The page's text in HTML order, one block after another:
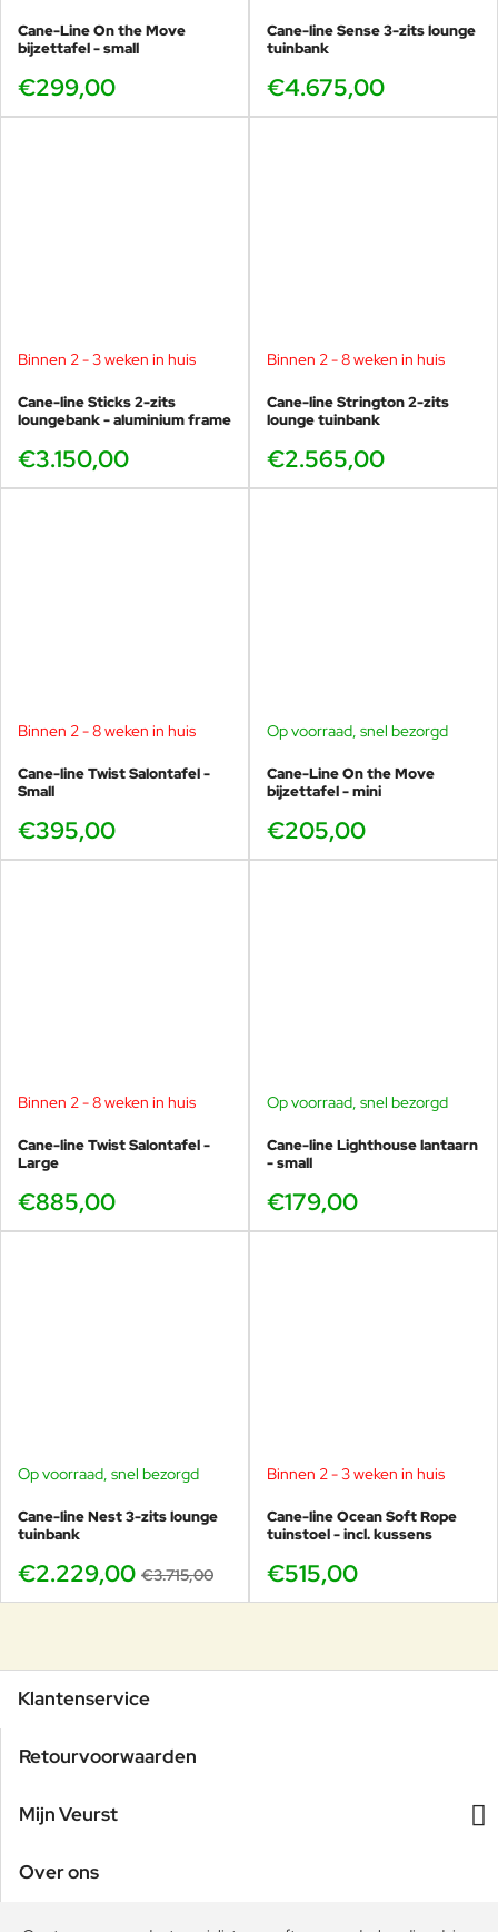
Cane-Line On the Move
bijzettafel - small
€299,00
Cane-line Sense 3-zits lounge
tuinbank
€4.675,00
Binnen 2 - 3 weken in huis
Cane-line Sticks 2-zits
loungebank - aluminium frame
€3.150,00
Binnen 2 - 8 weken in huis
Cane-line Strington 2-zits
lounge tuinbank
€2.565,00
Binnen 2 - 8 weken in huis
Cane-line Twist Salontafel -
Small
€395,00
Op voorraad, snel bezorgd
Cane-Line On the Move
bijzettafel - mini
€205,00
Binnen 2 - 8 weken in huis
Cane-line Twist Salontafel -
Large
€885,00
Op voorraad, snel bezorgd
Cane-line Lighthouse lantaarn
- small
€179,00
-40%
Op voorraad, snel bezorgd
Cane-line Nest 3-zits lounge
tuinbank
€2.229,00 €3.715,00
Binnen 2 - 3 weken in huis
Cane-line Ocean Soft Rope
tuinstoel - incl. kussens
€515,00
Klantenservice
Retourvoorwaarden
Mijn Veurst
Over ons